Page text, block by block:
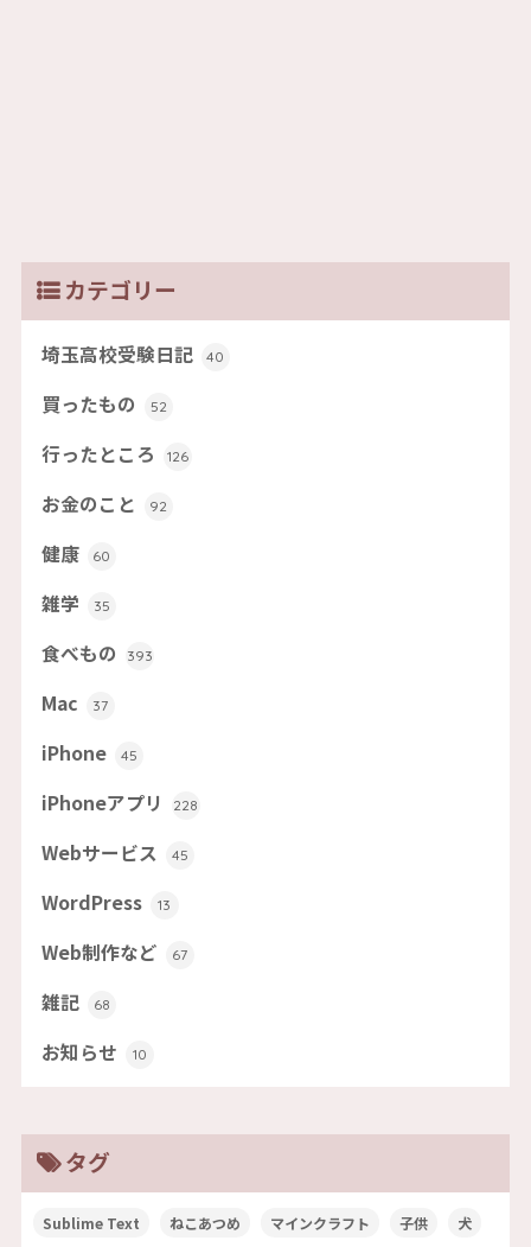
カテゴリー
埼玉高校受験日記 40
買ったもの 52
行ったところ 126
お金のこと 92
健康 60
雑学 35
食べもの 393
Mac 37
iPhone 45
iPhoneアプリ 228
Webサービス 45
WordPress 13
Web制作など 67
雑記 68
お知らせ 10
タグ
Sublime Text ねこあつめ マインクラフト 子供 犬